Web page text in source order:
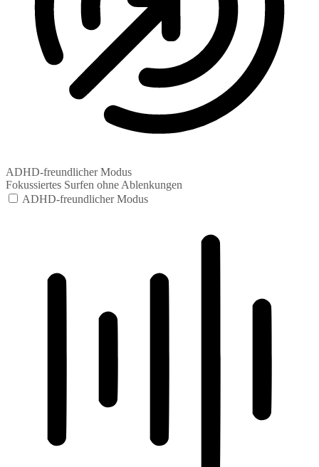
ADHD-freundlicher Modus
Fokussiertes Surfen ohne Ablenkungen
ADHD-freundlicher Modus